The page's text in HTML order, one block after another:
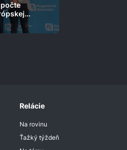
varuje
Relácie
Na rovinu
Ťažký týždeň